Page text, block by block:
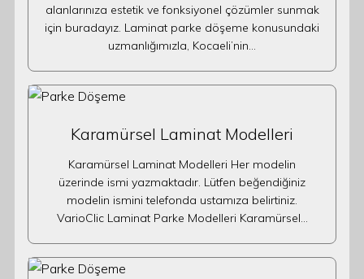
alanlarınıza estetik ve fonksiyonel çözümler sunmak
için buradayız. Laminat parke döşeme konusundaki
uzmanlığımızla, Kocaeli’nin…
Karamürsel Laminat Modelleri
Karamürsel Laminat Modelleri Her modelin
üzerinde ismi yazmaktadır. Lütfen beğendiğiniz
modelin ismini telefonda ustamıza belirtiniz.
VarioClic Laminat Parke Modelleri Karamürsel…